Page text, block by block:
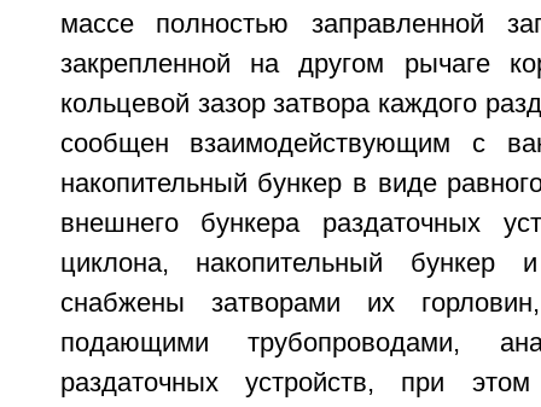
массе полностью заправленной
закрепленной на другом рычаге
кольцевой зазор затвора каждого
сообщен взаимодействующим с
накопительный бункер в виде
внешнего бункера раздаточных
циклона, накопительный бункер
снабжены затворами их
подающими трубопроводами,
раздаточных устройств, при этом